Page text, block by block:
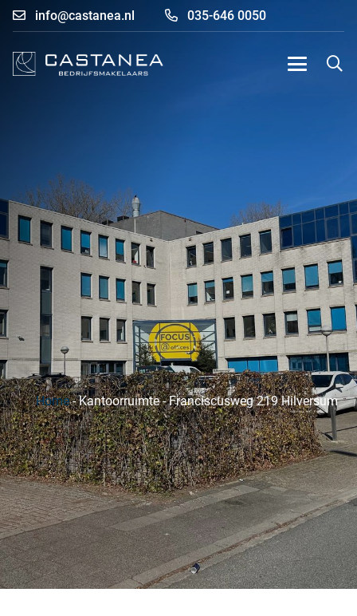
info@castanea.nl 035-646 0050
Home-Kantoorruimte-Franciscusweg 219 Hilversum